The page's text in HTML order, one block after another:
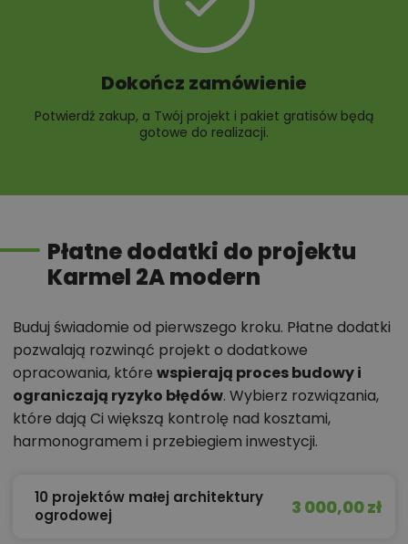
Dokończ zamówienie
Potwierdź zakup, a Twój projekt i pakiet gratisów będą
gotowe do realizacji.
Płatne dodatki do projektu
Karmel 2A modern
Buduj świadomie od pierwszego kroku. Płatne dodatki
pozwalają rozwinąć projekt o dodatkowe
opracowania, które wspierają proces budowy i
ograniczają ryzyko błędów. Wybierz rozwiązania,
które dają Ci większą kontrolę nad kosztami,
harmonogramem i przebiegiem inwestycji.
10 projektów małej architektury
ogrodowej
3 000,00 zł